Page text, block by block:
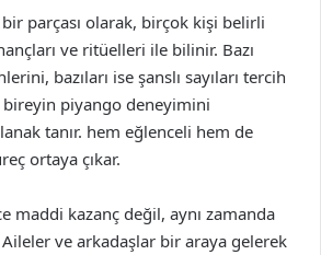
parçası olarak, birçok kişi belirli
ve ritüelleri ile bilinir. Bazı
bazıları ise şanslı sayıları tercih
piyango deneyimini
tanır. hem eğlenceli hem de
ortaya çıkar.
maddi kazanç değil, aynı zamanda
ve arkadaşlar bir araya gelerek